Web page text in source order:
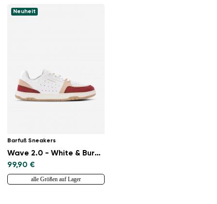
Neuheit
Barfuß Sneakers
Wave 2.0 - White & Burgundy
99,90 €
alle Größen auf Lager